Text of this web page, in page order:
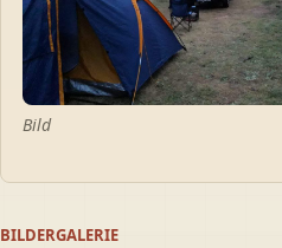
Bild
BILDERGALERIE